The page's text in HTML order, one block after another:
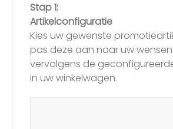
Stap 1:
Artikelconfiguratie
Kies uw gewenste
pas deze aan naar uw
vervolgens de
in uw winkelwagen.